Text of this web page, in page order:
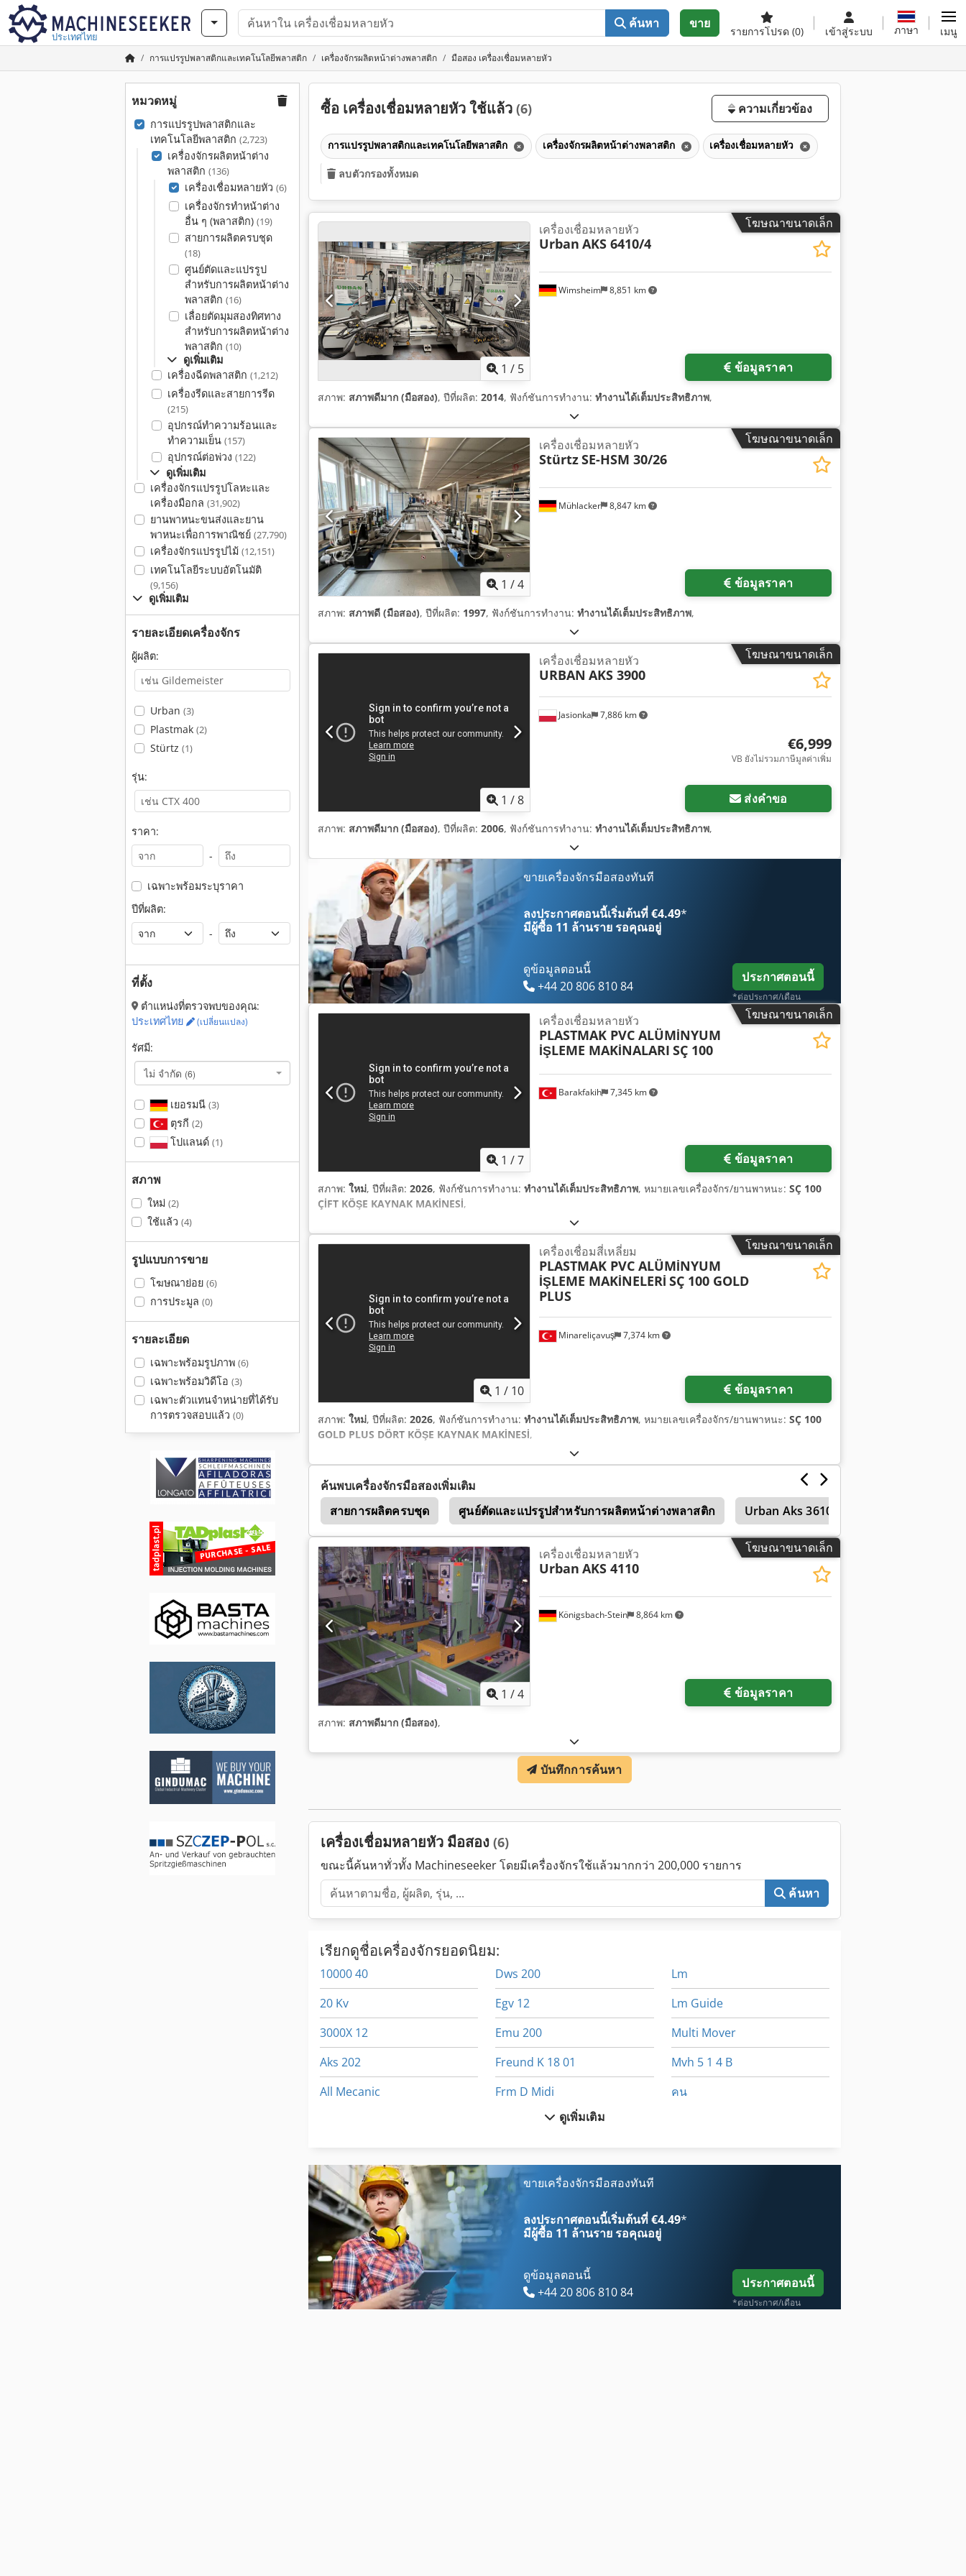
ประเทศไทย
ค้นหา ขาย
รายการโปรด (0) เข้าสู่ระบบ ภาษา เมนู
การแปรรูปพลาสติกและเทคโนโลยีพลาสติก เครื่องจักรผลิตหน้าต่างพลาสติก มือสอง เครื่องเชื่อมหลายหัว
หมวดหมู่
การแปรรูปพลาสติกและ
เทคโนโลยีพลาสติก (2,723)
เครื่องจักรผลิตหน้าต่าง
พลาสติก (136)
เครื่องเชื่อมหลายหัว (6)
เครื่องจักรทำหน้าต่าง
อื่น ๆ (พลาสติก) (19)
สายการผลิตครบชุด
(18)
ศูนย์ตัดและแปรรูป
สำหรับการผลิตหน้าต่าง
พลาสติก (16)
เลื่อยตัดมุมสองทิศทาง
สำหรับการผลิตหน้าต่าง
พลาสติก (10)
ดูเพิ่มเติม
เครื่องฉีดพลาสติก (1,212)
เครื่องรีดและสายการรีด
(215)
อุปกรณ์ทำความร้อนและ
ทำความเย็น (157)
อุปกรณ์ต่อพ่วง (122)
ดูเพิ่มเติม
เครื่องจักรแปรรูปโลหะและ
เครื่องมือกล (31,902)
ยานพาหนะขนส่งและยาน
พาหนะเพื่อการพาณิชย์ (27,790)
เครื่องจักรแปรรูปไม้ (12,151)
เทคโนโลยีระบบอัตโนมัติ
(9,156)
ดูเพิ่มเติม
รายละเอียดเครื่องจักร
ผู้ผลิต:
Urban (3)
Plastmak (2)
Stürtz (1)
รุ่น:
ราคา:
-
เฉพาะพร้อมระบุราคา
ปีที่ผลิต:
-
ที่ตั้ง
ตำแหน่งที่ตรวจพบของคุณ:
ประเทศไทย
(เปลี่ยนแปลง)
รัศมี:
ไม่ จำกัด (6)
เยอรมนี (3)
ตุรกี (2)
โปแลนด์ (1)
สภาพ
ใหม่ (2)
ใช้แล้ว (4)
รูปแบบการขาย
โฆษณาย่อย (6)
การประมูล (0)
รายละเอียด
เฉพาะพร้อมรูปภาพ (6)
เฉพาะพร้อมวิดีโอ (3)
เฉพาะตัวแทนจำหน่ายที่ได้รับ
การตรวจสอบแล้ว (0)
ซื้อ เครื่องเชื่อมหลายหัว ใช้แล้ว (6) ความเกี่ยวข้อง
การแปรรูปพลาสติกและเทคโนโลยีพลาสติก เครื่องจักรผลิตหน้าต่างพลาสติก เครื่องเชื่อมหลายหัว
ลบตัวกรองทั้งหมด
โฆษณาขนาดเล็ก
1 / 5
Wimsheim 8,851 km
เครื่องเชื่อมหลายหัว
Urban AKS 6410/4
ข้อมูลราคา
สภาพ: สภาพดีมาก (มือสอง), ปีที่ผลิต: 2014, ฟังก์ชันการทำงาน: ทำงานได้เต็มประสิทธิภาพ,
โฆษณาขนาดเล็ก
1 /4
Mühlacker 8,847 km
เครื่องเชื่อมหลายหัว
StürtzSE-HSM 30/26
ข้อมูลราคา
สภาพ: สภาพดี (มือสอง), ปีที่ผลิต: 1997, ฟังก์ชันการทำงาน: ทำงานได้เต็มประสิทธิภาพ,
โฆษณาขนาดเล็ก
1 /8
Jasionka 7,886 km
เครื่องเชื่อมหลายหัว
URBAN AKS 3900
€6,999
VB ยังไม่รวมภาษีมูลค่าเพิ่ม
ส่งคำขอ
สภาพ: สภาพดีมาก (มือสอง), ปีที่ผลิต: 2006, ฟังก์ชันการทำงาน: ทำงานได้เต็มประสิทธิภาพ,
ขายเครื่องจักรมือสองทันที
ลงประกาศตอนนี้เริ่มต้นที่ €4.49*
มีผู้ซื้อ 11 ล้านราย รอคุณอยู่
ดูข้อมูลตอนนี้
+44 20 806 810 84
ประกาศตอนนี้
*ต่อประกาศ/เดือน
โฆษณาขนาดเล็ก
1 /7
Barakfakih 7,345 km
เครื่องเชื่อมหลายหัว
PLASTMAK PVC ALÜMİNYUM
İŞLEME MAKİNALARI SÇ 100
ข้อมูลราคา
สภาพ: ใหม่, ปีที่ผลิต: 2026, ฟังก์ชันการทำงาน: ทำงานได้เต็มประสิทธิภาพ, หมายเลขเครื่องจักร/ยานพาหนะ: SÇ 100
ÇİFT KÖŞE KAYNAK MAKİNESİ,
โฆษณาขนาดเล็ก
1 / 10
Minareliçavuş 7,374 km
เครื่องเชื่อมสี่เหลี่ยม
PLASTMAK PVC ALÜMİNYUM
İŞLEME MAKİNELERİ SÇ 100 GOLD
PLUS
ข้อมูลราคา
สภาพ: ใหม่, ปีที่ผลิต: 2026, ฟังก์ชันการทำงาน: ทำงานได้เต็มประสิทธิภาพ, หมายเลขเครื่องจักร/ยานพาหนะ: SÇ 100
GOLD PLUS DÖRT KÖŞE KAYNAK MAKİNESİ,
ค้นพบเครื่องจักรมือสองเพิ่มเติม
สายการผลิตครบชุด
ศูนย์ตัดและแปรรูปสำหรับการผลิตหน้าต่างพลาสติก Urban Aks 3610
โฆษณาขนาดเล็ก
1 /4
Königsbach-Stein 8,864 km
เครื่องเชื่อมหลายหัว
Urban AKS 4110
ข้อมูลราคา
สภาพ: สภาพดีมาก (มือสอง),
บันทึกการค้นหา
เครื่องเชื่อมหลายหัว มือสอง (6)
ขณะนี้ค้นหาทั่วทั้ง Machineseeker โดยมีเครื่องจักรใช้แล้วมากกว่า 200,000 รายการ
ค้นหา
เรียกดูชื่อเครื่องจักรยอดนิยม:
10000 40
20 Kv
3000X 12
Aks 202
All Mecanic
Dsd 201
Dws
Dws 200
Egv 12
Emu 200
Freund K 18 01
Frm D Midi
Gmx 200 Linear
Hpp 11
Lm
Lm Guide
Multi Mover
Mvh 5 1 4 B
คน
ดูเพิ่มเติม
ขายเครื่องจักรมือสองทันที
ลงประกาศตอนนี้เริ่มต้นที่ €4.49*
มีผู้ซื้อ 11 ล้านราย รอคุณอยู่
ดูข้อมูลตอนนี้
+44 20 806 810 84
ประกาศตอนนี้
*ต่อประกาศ/เดือน